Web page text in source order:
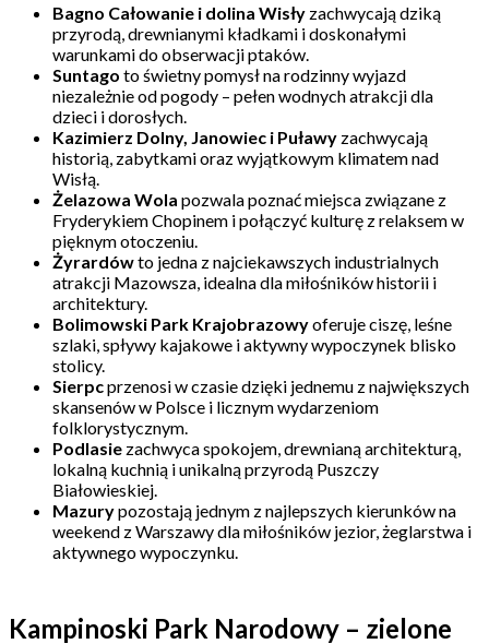
Bagno Całowanie i dolina Wisły zachwycają dziką
przyrodą, drewnianymi kładkami i doskonałymi
warunkami do obserwacji ptaków.
Suntago to świetny pomysł na rodzinny wyjazd
niezależnie od pogody – pełen wodnych atrakcji dla
dzieci i dorosłych.
Kazimierz Dolny, Janowiec i Puławy zachwycają
historią, zabytkami oraz wyjątkowym klimatem nad
Wisłą.
Żelazowa Wola pozwala poznać miejsca związane z
Fryderykiem Chopinem i połączyć kulturę z relaksem w
pięknym otoczeniu.
Żyrardówto jedna z najciekawszych industrialnych
atrakcji Mazowsza, idealna dla miłośników historii i
architektury.
Bolimowski Park Krajobrazowyoferuje ciszę, leśne
szlaki, spływy kajakowe i aktywny wypoczynek blisko
stolicy.
Sierpcprzenosi w czasie dzięki jednemu z największych
skansenów w Polsce i licznym wydarzeniom
folklorystycznym.
Podlasie zachwyca spokojem, drewnianą architekturą,
lokalną kuchnią i unikalną przyrodą Puszczy
Białowieskiej.
Mazurypozostają jednym z najlepszych kierunków na
weekend z Warszawy dla miłośników jezior, żeglarstwa i
aktywnego wypoczynku.
Kampinoski Park Narodowy – zielone